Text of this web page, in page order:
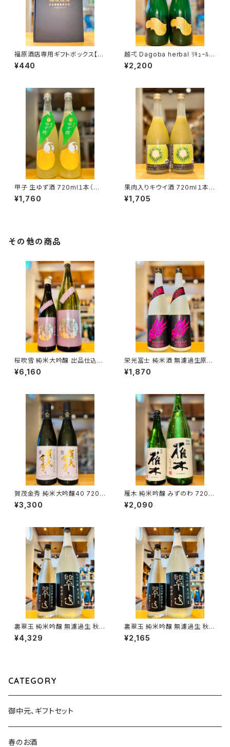
福原酒店専用ギフトボックス【7
20ml２本入】
¥440
越弌 Dagoba herbal ﾘｷｭｰﾙ 7
20ml１本（株式会社越後鶴亀・
新潟県新潟市西蒲区竹野町）
¥2,200
甲子 生ゆず酒 720ml１本（飯
沼本家・千葉県印旛郡酒々井
町）
¥1,760
果肉入りキウイ酒 720ml１本
（麻原酒造・埼玉県入間郡毛呂
山町）
¥1,705
その他の商品
桜吹雪 純米大吟醸 出品仕込R
7BY（火入）1800ml１本（金光
酒造・広島県東広島市黒瀬町）
¥6,160
栄光冨士 純米酒 無濾過生原酒
暁乃翼 720ml１本（冨士酒造・
山形県鶴岡市大山）
¥1,870
賀茂金秀 純米大吟醸40 720m
l１本（金光酒造・広島県東広島
市黒瀬町）
¥3,300
雁木 純米吟醸 みずのわ 720m
l１本（八百新酒造・山口県岩国
市今津町）
¥2,090
裏翠玉 純米吟醸 無濾過生 秋田
酒こまち 1800ml１本（両関酒
造・秋田県湯沢市前森）
¥4,329
裏翠玉 純米吟醸 無濾過生 秋田
酒こまち 720ml１本（両関酒
造・秋田県湯沢市前森）
¥2,165
CATEGORY
御中元、ギフトセット
春のお酒